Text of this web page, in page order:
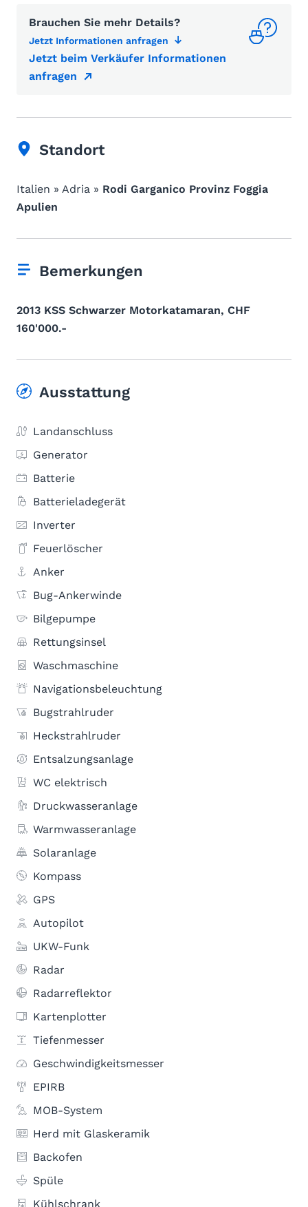
Brauchen Sie mehr Details?
Jetzt Informationen anfragen
Jetzt beim Verkäufer Informationen
anfragen
Standort
Italien » Adria » Rodi Garganico Provinz Foggia
Apulien
Bemerkungen
2013 KSS Schwarzer Motorkatamaran, CHF
160'000.-
Ausstattung
Landanschluss
Generator
Batterie
Batterieladegerät
Inverter
Feuerlöscher
Anker
Bug-Ankerwinde
Bilgepumpe
Rettungsinsel
Waschmaschine
Navigationsbeleuchtung
Bugstrahlruder
Heckstrahlruder
Entsalzungsanlage
WC elektrisch
Druckwasseranlage
Warmwasseranlage
Solaranlage
Kompass
GPS
Autopilot
UKW-Funk
Radar
Radarreflektor
Kartenplotter
Tiefenmesser
Geschwindigkeitsmesser
EPIRB
MOB-System
Herd mit Glaskeramik
Backofen
Spüle
Kühlschrank